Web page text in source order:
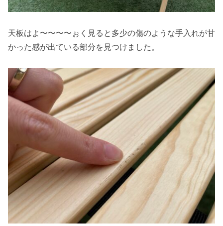
天板はよ〜〜〜〜ぉく見ると多少の傷のような手入れが甘
かった感が出ている部分を見つけました。